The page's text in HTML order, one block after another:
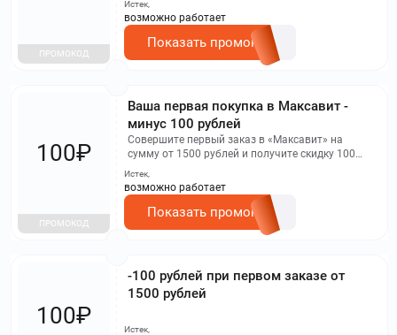
ПРОМОКОД
Истек,
возможно работает
Показать промокод
Ваша первая покупка в Максавит -
минус 100 рублей
Совершите первый заказ в «Максавит» на
сумму от 1500 рублей и получите скидку 100
рублей по промокоду.
100₽
ПРОМОКОД
Истек,
возможно работает
Показать промокод
-100 рублей при первом заказе от
1500 рублей
100₽
Истек,